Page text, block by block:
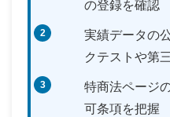
の登録を確認
実績データの
クテストや第
特商法ページ
可条項を把握